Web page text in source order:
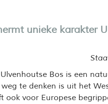
unieke karakter
Bos is een
te denken is uit het
ook voor Europese